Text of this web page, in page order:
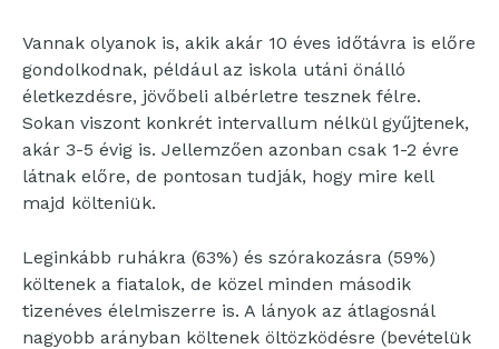
Vannak olyanok is, akik akár 10 éves időtávra is előre
gondolkodnak, például az iskola utáni önálló
életkezdésre, jövőbeli albérletre tesznek félre.
Sokan viszont konkrét intervallum nélkül gyűjtenek,
akár 3-5 évig is. Jellemzően azonban csak 1-2 évre
látnak előre, de pontosan tudják, hogy mire kell
majd költeniük.
Leginkább ruhákra (63%) és szórakozásra (59%)
költenek a fiatalok, de közel minden második
tizenéves élelmiszerre is. A lányok az átlagosnál
nagyobb arányban költenek öltözködésre (bevételük